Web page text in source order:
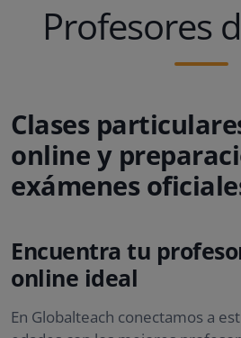
Profesores
Clases
online y
exámenes
Encuentra tu
online ideal
En Globalteach conectamos a